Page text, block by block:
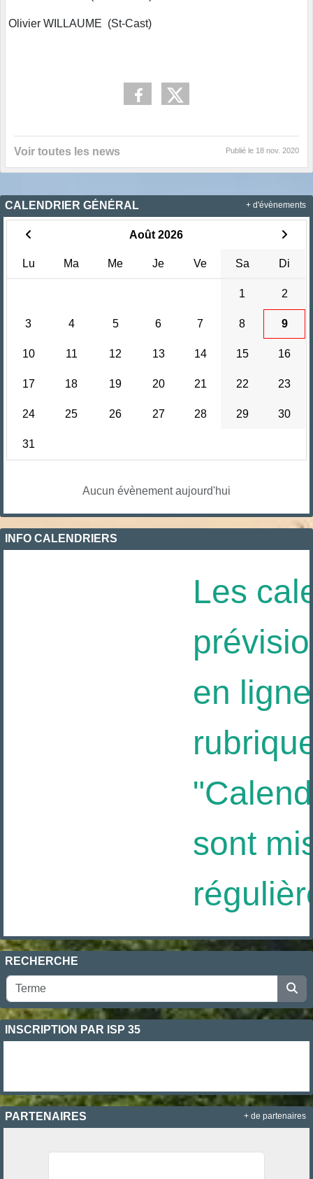
Olivier WILLAUME (St-Cast)
Voir toutes les news Publié le 18 nov. 2020
CALENDRIER GÉNÉRAL
Août 2026
Lu Ma Me Je Ve Sa Di
1 2
3 4 5 6 7 8 9
10 11 12 13 14 15 16
17 18 19 20 21 22 23
24 25 26 27 28 29 30
31
Aucun évènement aujourd'hui
+ d'évènements
INFO CALENDRIERS
Les
en
rubrique
sont
RECHERCHE
INSCRIPTION PAR ISP 35
PARTENAIRES + de partenaires